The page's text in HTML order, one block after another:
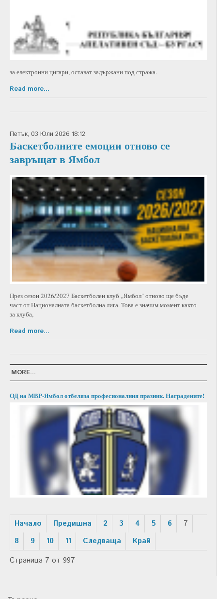
за електронни цигари, остават задържани под стража.
Read more...
Петък, 03 Юли 2026 18:12
Баскетболните емоции отново се
завръщат в Ямбол
През сезон 2026/2027 Баскетболен клуб „Ямбол" отново ще бъде
част от Националната баскетболна лига. Това е значим момент както
за клуба,
Read more...
MORE...
ОД на МВР-Ямбол отбеляза професионалния празник. Наградените!
Начало Предишна 2 3 4 5 6
7
8
9 10 11 Следваща
Край
Страница 7 от 997